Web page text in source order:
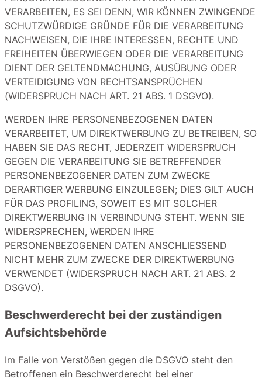
VERARBEITEN, ES SEI DENN, WIR KÖNNEN ZWINGENDE
SCHUTZWÜRDIGE GRÜNDE FÜR DIE VERARBEITUNG
NACHWEISEN, DIE IHRE INTERESSEN, RECHTE UND
FREIHEITEN ÜBERWIEGEN ODER DIE VERARBEITUNG
DIENT DER GELTENDMACHUNG, AUSÜBUNG ODER
VERTEIDIGUNG VON RECHTSANSPRÜCHEN
(WIDERSPRUCH NACH ART. 21 ABS. 1 DSGVO).
WERDEN IHRE PERSONENBEZOGENEN DATEN
VERARBEITET, UM DIREKTWERBUNG ZU BETREIBEN, SO
HABEN SIE DAS RECHT, JEDERZEIT WIDERSPRUCH
GEGEN DIE VERARBEITUNG SIE BETREFFENDER
PERSONENBEZOGENER DATEN ZUM ZWECKE
DERARTIGER WERBUNG EINZULEGEN; DIES GILT AUCH
FÜR DAS PROFILING, SOWEIT ES MIT SOLCHER
DIREKTWERBUNG IN VERBINDUNG STEHT. WENN SIE
WIDERSPRECHEN, WERDEN IHRE
PERSONENBEZOGENEN DATEN ANSCHLIESSEND
NICHT MEHR ZUM ZWECKE DER DIREKTWERBUNG
VERWENDET (WIDERSPRUCH NACH ART. 21 ABS. 2
DSGVO).
Beschwerde­recht bei der zuständigen
Aufsichts­behörde
Im Falle von Verstößen gegen die DSGVO steht den
Betroffenen ein Beschwerderecht bei einer